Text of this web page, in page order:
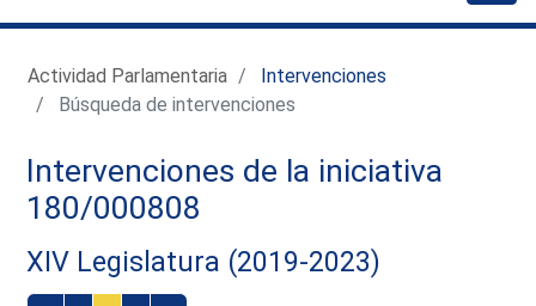
Actividad Parlamentaria
Intervenciones
Búsqueda de intervenciones
Intervenciones de la iniciativa
180/000808
XIV Legislatura (2019-2023)